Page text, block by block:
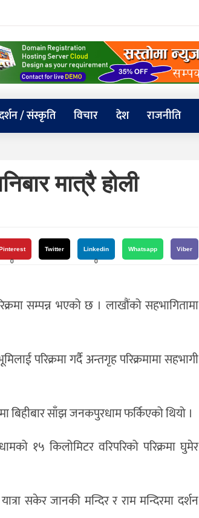
/ संस्कृति विचार देश राजनीति
मात्रै होली
Pinterest
0
Twitter
Linkedin
0
Whatsapp Viber
सम्पन्न भएको छ । लाखौंको सहभागितामा
परिक्रमा गर्दै अन्तगृह परिक्रमामा सहभागी
बिहीबार साँझ जनकपुरधाम फर्किएको थियो ।
१५ किलोमिटर वरिपरिको परिक्रमा घुमेर
सकेर जानकी मन्दिर र राम मन्दिरमा दर्शन